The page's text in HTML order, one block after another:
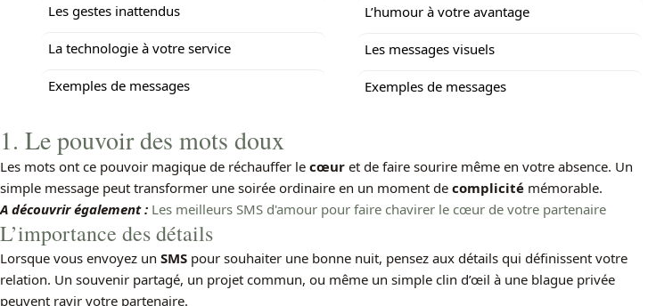
Les gestes inattendus
La technologie à votre service
Exemples de messages
L’humour à votre avantage
Les messages visuels
Exemples de messages
1. Le pouvoir des mots doux
Les mots ont ce pouvoir magique de réchauffer le cœur et de faire sourire même en votre absence. Un
simple message peut transformer une soirée ordinaire en un moment de complicité mémorable.
A découvrir également : Les meilleurs SMS d'amour pour faire chavirer le cœur de votre partenaire
L’importance des détails
Lorsque vous envoyez un SMS pour souhaiter une bonne nuit, pensez aux détails qui définissent votre
relation. Un souvenir partagé, un projet commun, ou même un simple clin d’œil à une blague privée
peuvent ravir votre partenaire.